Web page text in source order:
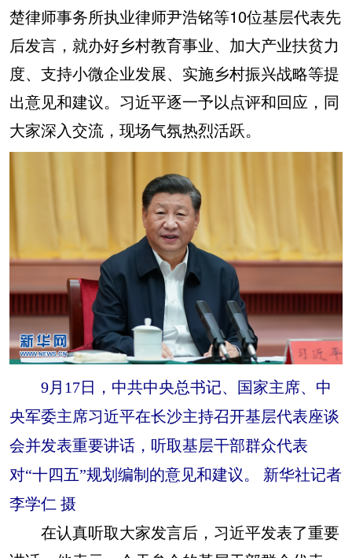
楚律师事务所执业律师尹浩铭等10位基层代表先
后发言，就办好乡村教育事业、加大产业扶贫力
度、支持小微企业发展、实施乡村振兴战略等提
出意见和建议。习近平逐一予以点评和回应，同
大家深入交流，现场气氛热烈活跃。
9月17日，中共中央总书记、国家主席、中
央军委主席习近平在长沙主持召开基层代表座谈
会并发表重要讲话，听取基层干部群众代表
对“十四五”规划编制的意见和建议。 新华社记者
李学仁 摄
在认真听取大家发言后，习近平发表了重要